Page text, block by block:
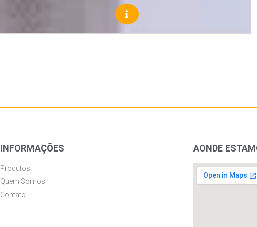
INFORMAÇÕES
Produtos
Quem Somos
Contato
AONDE